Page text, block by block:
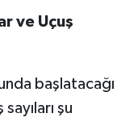
ve Uçuş
başlatacağı
şu